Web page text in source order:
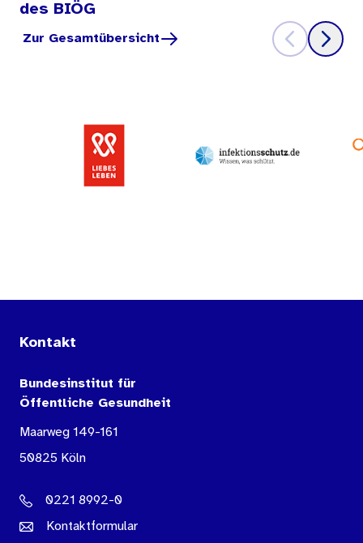
des BIÖG
Zur Gesamtübersicht
Kontakt
Bundesinstitut für
Öffentliche Gesundheit
Maarweg 149-161
50825 Köln
0221 8992-0
Kontaktformular